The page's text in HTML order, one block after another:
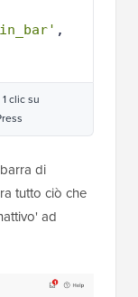
clic su
di
tutto ciò che
ad